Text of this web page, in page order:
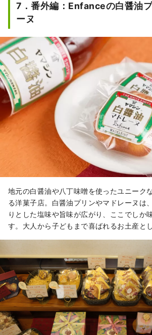
糖分が高く甘みが強い
美味しさの秘密を学べ
搾りたての「白醤油」
家でも簡単に作れる白
料理の試食もできます
ナップで、使い方レシ
れるので、お土産選び
す。安心・安全な食材
ら原料の小麦と大豆を
たことで、2001年には
取得しました。 ※ご紹
価格は、2025年3月時
7．番外編：Enfanceの白醤油
ーヌ
地元の白醤油や八丁味噌を使ったユニーク
る洋菓子店。白醤油プリンやマドレーヌは
りとした塩味や旨味が広がり、ここでしか
す。大人から子どもまで喜ばれるお土産と